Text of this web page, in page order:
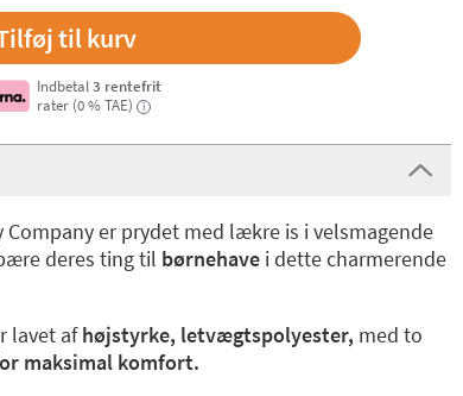
Indbetal3 rentefrit
rater (0 % TAE)
i
er prydet med lækre is i velsmagende
deres ting til børnehave i dette charmerende
lavet afhøjstyrke, letvægtspolyester, med to
maksimal komfort.